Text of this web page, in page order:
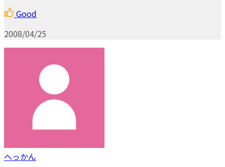
Good
2008/04/25
へっかん